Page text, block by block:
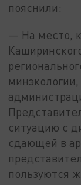
пояснили:
— На место,
ситуацию с
сдающей в
пользуются